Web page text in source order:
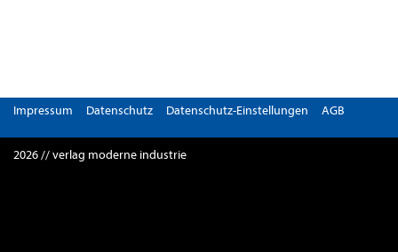
Impressum Datenschutz Datenschutz-Einstellungen AGB
2026 // verlag moderne industrie